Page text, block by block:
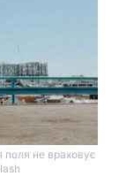
поля не враховує